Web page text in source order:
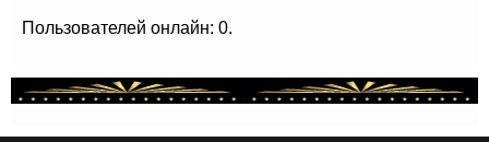
Пользователей онлайн: 0.